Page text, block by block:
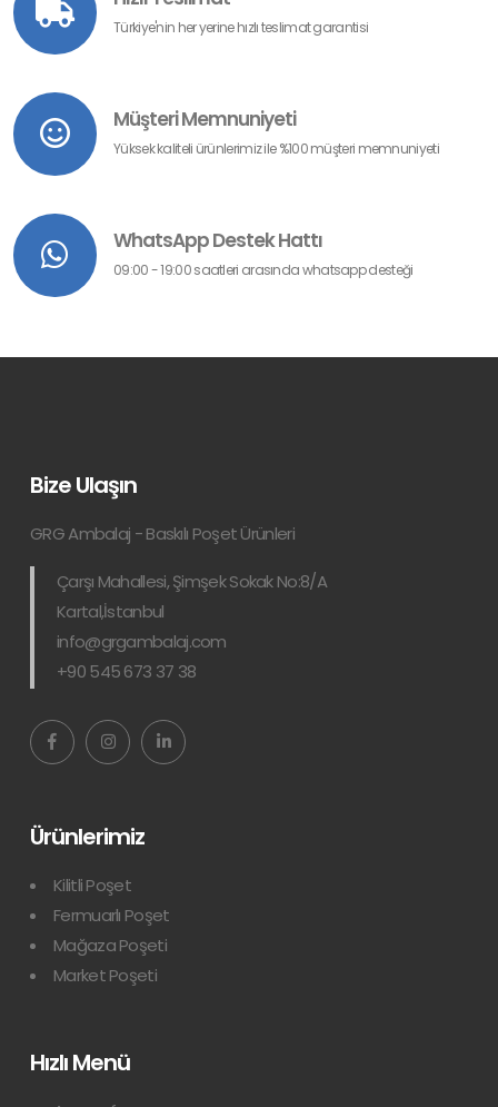
Türkiye'nin her yerine hızlı teslimat garantisi
Müşteri Memnuniyeti
Yüksek kaliteli ürünlerimiz ile %100 müşteri memnuniyeti
WhatsApp Destek Hattı
09:00 - 19:00 saatleri arasında whatsapp desteği
Bize Ulaşın
GRG Ambalaj - Baskılı Poşet Ürünleri
Çarşı Mahallesi, Şimşek Sokak No:8/A
Kartal,İstanbul
info@grgambalaj.com
+90 545 673 37 38
Ürünlerimiz
Kilitli Poşet
Fermuarlı Poşet
Mağaza Poşeti
Market Poşeti
Hızlı Menü